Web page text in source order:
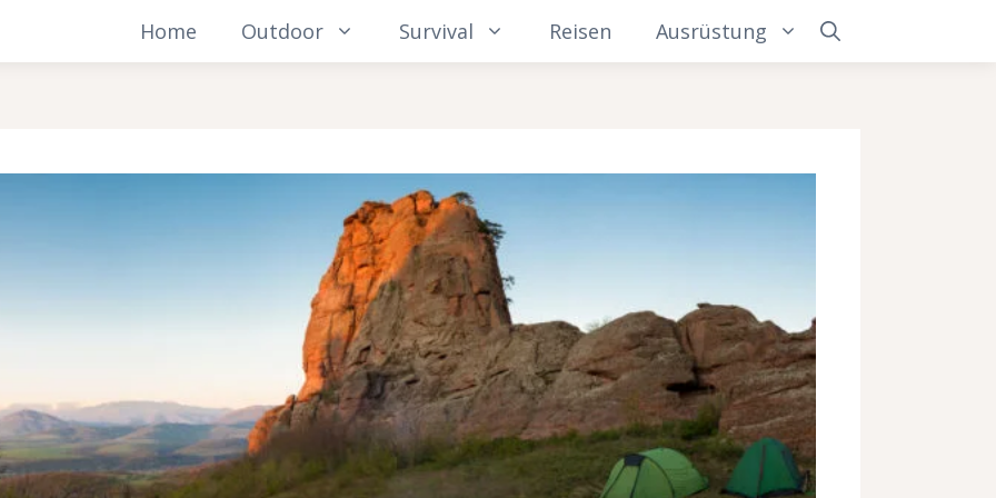
Home Outdoor Survival Reisen Ausrüstung